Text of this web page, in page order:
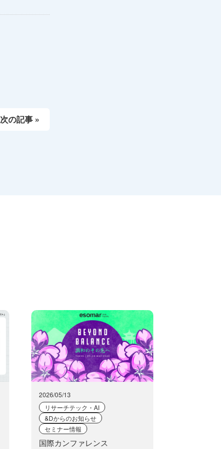
次の記事 »
2026/05/13
リサーチテック・AI
&Dからのお知らせ
セミナー情報
国際カンファレンス